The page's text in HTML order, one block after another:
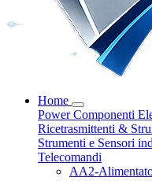
Home
PowerComponenti
Ricetrasmittenti &
Strumenti e Sensori
Telecomandi
AA2-